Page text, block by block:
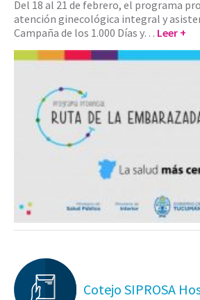
Del 18 al 21 de febrero, el programa
atención ginecológica integral y
Campaña de los 1.000 Días y… Leer +
Cotejo SIPROSA